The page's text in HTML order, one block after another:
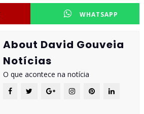
WHATSAPP
About David Gouveia
Notícias
O que acontece na notícia